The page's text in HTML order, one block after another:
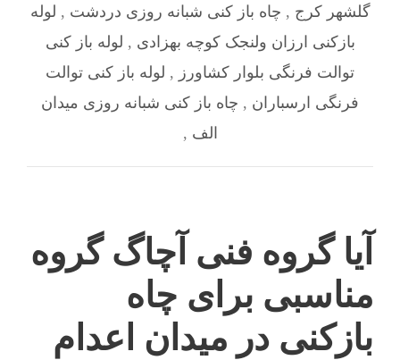
گلشهر کرج , چاه باز کنی شبانه روزی دردشت , لوله
بازکنی ارزان ولنجک کوچه بهزادی , لوله باز کنی
توالت فرنگی بلوار کشاورز , لوله باز کنی توالت
فرنگی ارسباران , چاه باز کنی شبانه روزی میدان
الف ,
آیا گروه فنی آچاگ گروه
مناسبی برای چاه
بازکنی در میدان اعدام